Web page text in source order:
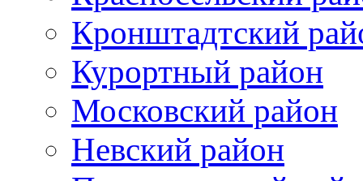
Кронштадтский
Курортный район
Московский район
Невский район